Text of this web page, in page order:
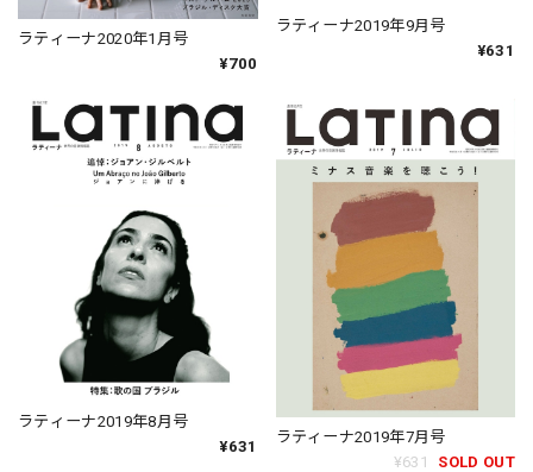
ラティーナ2020年1月号
¥700
ラティーナ2019年9月号
¥631
ラティーナ2019年8月号
¥631
ラティーナ2019年7月号
¥631
SOLD OUT